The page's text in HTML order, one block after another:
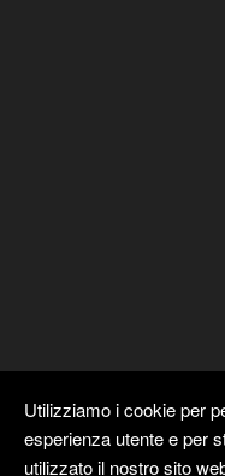
Utilizziamo i cookie per
esperienza utente e per
utilizzato il nostro sito